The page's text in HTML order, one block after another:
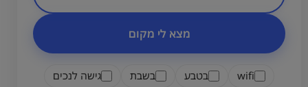
מצא לי מקום
wifi בטבע בשבת
גישה לנכים